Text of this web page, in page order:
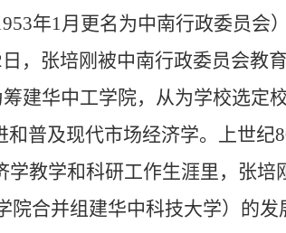
年1月更名为中南行政委员会
日，张培刚被中南行政委员会教
建华中工学院，从为学校选定
普及现代市场经济学。上世纪
学教学和科研工作生涯里，张培
院合并组建华中科技大学）的发